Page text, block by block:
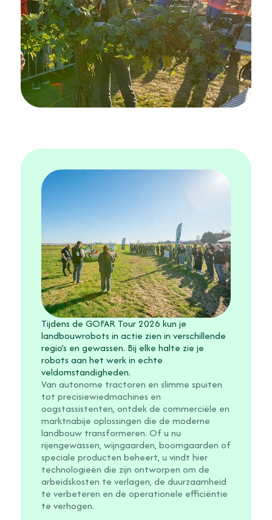
Tijdens de GOFAR Tour 2026 kun je
landbouwrobots in actie zien in verschillende
regio’s en gewassen. Bij elke halte zie je
robots aan het werk in echte
veldomstandigheden.
Van autonome tractoren en slimme spuiten
tot precisiewiedmachines en
oogstassistenten, ontdek de commerciële en
marktnabije oplossingen die de moderne
landbouw transformeren. Of u nu
rijengewassen, wijngaarden, boomgaarden of
speciale producten beheert, u vindt hier
technologieën die zijn ontworpen om de
arbeidskosten te verlagen, de duurzaamheid
te verbeteren en de operationele efficiëntie
te verhogen.